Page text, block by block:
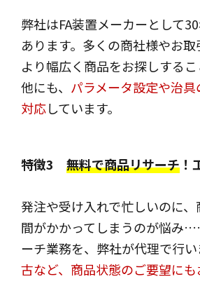
弊社はFA装置メーカーとして
あります。多くの商社様やお
より幅広く商品をお探しするこ
他にも、 パラメータ設定や治
対応しています。
特徴3 無料で商品リサーチ ！
発注や受け入れで忙しいのに
間がかかってしまうのが悩み
ーチ業務を、弊社が代理で行い
古など、商品状態のご要望にも